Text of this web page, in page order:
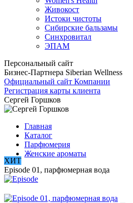
Живокост
Истоки чистоты
Сибирские бальзамы
Синхровитал
ЭПАМ
Персональный сайт
Бизнес-Партнера Siberian Wellness
Официальный сайт Компании
Регистрация карты клиента
Сергей Горшков
Главная
Каталог
Парфюмерия
Женские ароматы
ХИТ
Episode 01, парфюмерная вода